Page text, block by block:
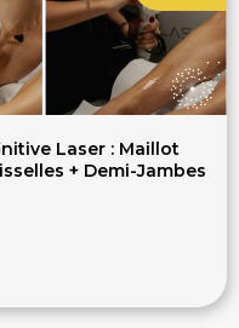
Laser : Maillot
+ Demi-Jambes